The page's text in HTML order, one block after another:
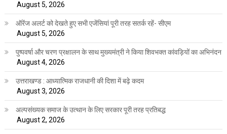
August 5, 2026
ऑरेंज अलर्ट को देखते हुए सभी एजेंसियां पूरी तरह सतर्क रहें- सीएम
August 5, 2026
पुष्पवर्षा और चरण प्रक्षालन के साथ मुख्यमंत्री ने किया शिवभक्त कांवड़ियों का अभिनंदन
August 4, 2026
उत्तराखण्ड : आध्यात्मिक राजधानी की दिशा में बढ़े कदम
August 3, 2026
अल्पसंख्यक समाज के उत्थान के लिए सरकार पूरी तरह प्रतिबद्ध
August 2, 2026